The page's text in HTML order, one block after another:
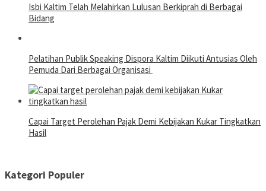
Isbi Kaltim Telah Melahirkan Lulusan Berkiprah di Berbagai
Bidang
Pelatihan Publik Speaking Dispora Kaltim Diikuti Antusias Oleh
Pemuda Dari Berbagai Organisasi
Capai Target Perolehan Pajak Demi Kebijakan Kukar Tingkatkan
Hasil
Kategori Populer